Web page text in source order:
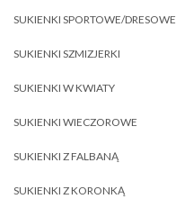
SUKIENKI SPORTOWE/DRESOWE
SUKIENKI SZMIZJERKI
SUKIENKI W KWIATY
SUKIENKI WIECZOROWE
SUKIENKI Z FALBANĄ
SUKIENKI Z KORONKĄ